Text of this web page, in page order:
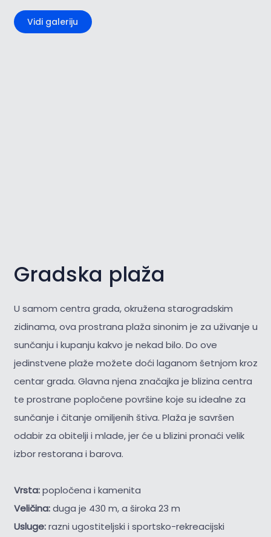
Vidi galeriju
Gradska plaža
U samom centra grada, okružena starogradskim
zidinama, ova prostrana plaža sinonim je za uživanje u
sunčanju i kupanju kakvo je nekad bilo. Do ove
jedinstvene plaže možete doći laganom šetnjom kroz
centar grada. Glavna njena značajka je blizina centra
te prostrane popločene površine koje su idealne za
sunčanje i čitanje omiljenih štiva. Plaža je savršen
odabir za obitelji i mlade, jer će u blizini pronaći velik
izbor restorana i barova.
Vrsta:popločena i kamenita
Veličina:duga je 430 m, a široka 23 m
Usluge:razni ugostiteljski i sportsko-rekreacijski